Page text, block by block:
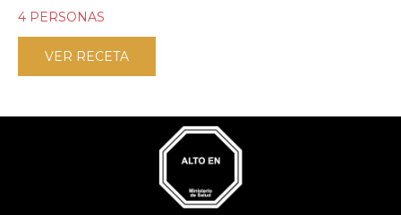
4 PERSONAS
VER RECETA